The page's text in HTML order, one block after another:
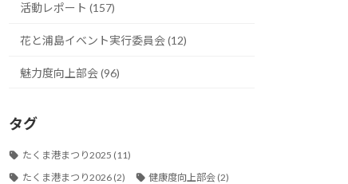
活動レポート (157)
花と浦島イベント実行委員会 (12)
魅力度向上部会 (96)
タグ
たくま港まつり2025 (11)
たくま港まつり2026 (2) 健康度向上部会 (2)